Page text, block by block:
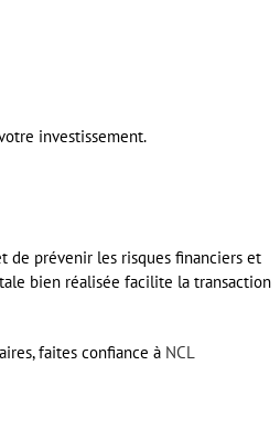
investissement.
de prévenir les risques financiers et
bien réalisée facilite la transaction
faites confiance à NCL